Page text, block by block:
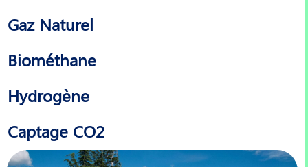
Gaz Naturel
Biométhane
Hydrogène
Captage CO2